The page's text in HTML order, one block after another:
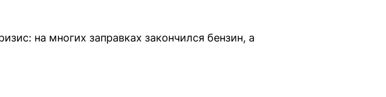
на многих заправках закончился бензин, а